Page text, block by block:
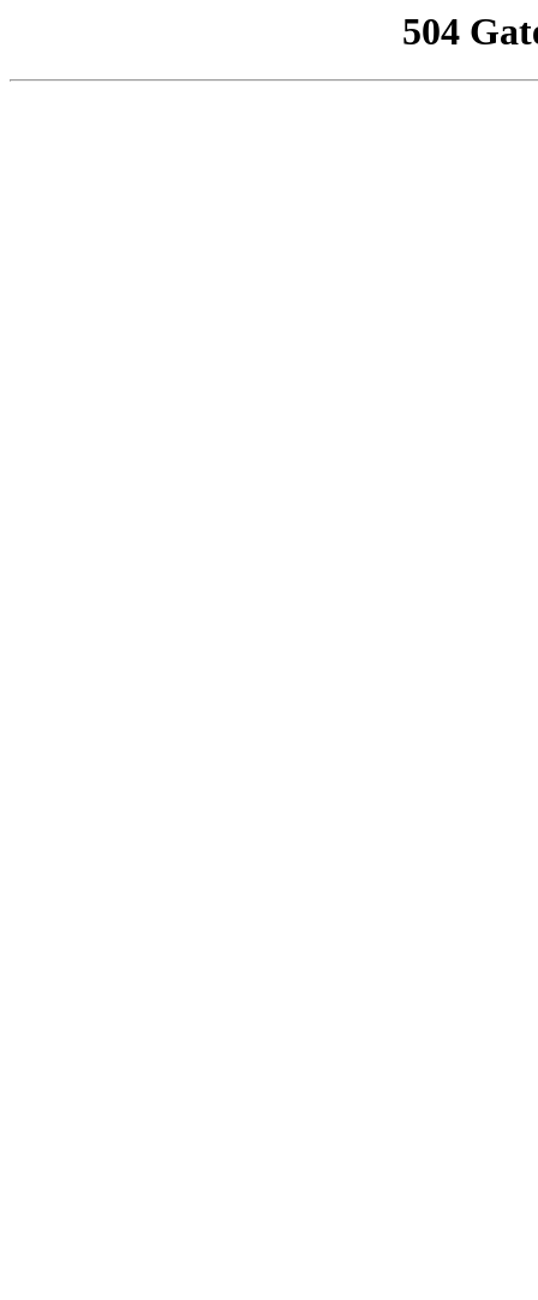
504